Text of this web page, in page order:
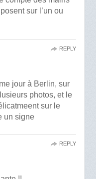
sur l’un ou
jour à Berlin, sur
photos, et le
sur le
un signe
REPLY
REPLY